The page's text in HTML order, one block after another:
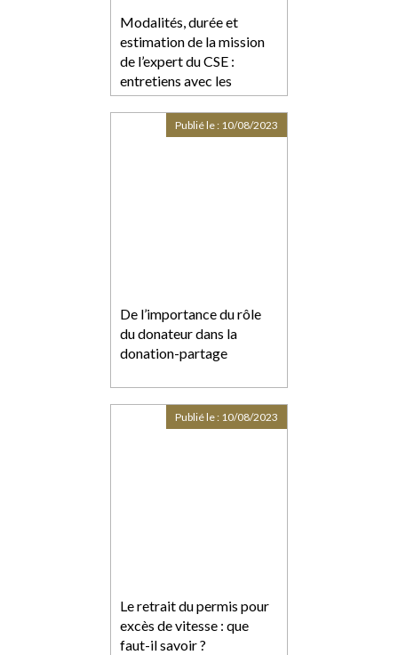
Modalités, durée et
estimation de la mission
de l’expert du CSE :
entretiens avec les
salariés ?
De l’importance du rôle
du donateur dans la
donation-partage
Publié le : 10/08/2023
Le retrait du permis pour
excès de vitesse : que
faut-il savoir ?
Publié le : 10/08/2023